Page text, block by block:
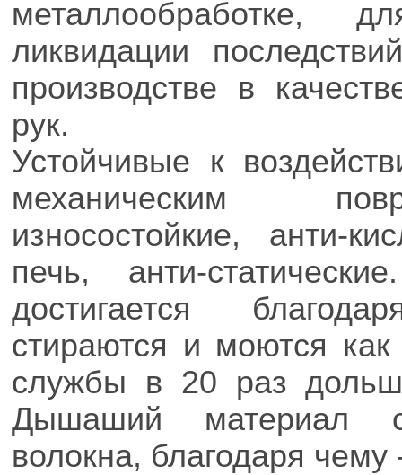
металлообработке,
ликвидации
производстве в
рук.
Устойчивые к
механическим
износостойкие, анти-
печь, анти-
достигается
стираются и моются
службы в 20 раз
Дышаший материал
волокна, благодаря чему